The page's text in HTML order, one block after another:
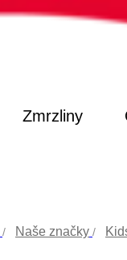
Zmrzliny
Naše značky